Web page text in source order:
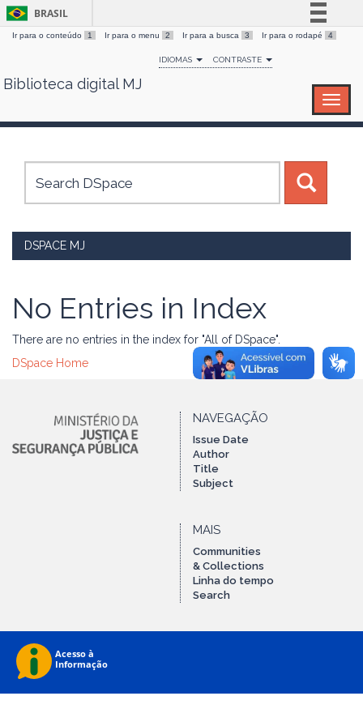
Skip
BRASIL
Simplifique!
Comunica BR
Canais
Ir para o conteúdo 1 Ir para o menu 2 Ir para a busca 3 Ir para o rodapé 4
IDIOMAS CONTRASTE
Biblioteca digital MJ
DSPACE MJ
No Entries in Index
There are no entries in the index for "All of DSpace".
DSpace Home
NAVEGAÇÃO
Issue Date
Author
Title
Subject
MAIS
Communities
& Collections
Linha do tempo
Search